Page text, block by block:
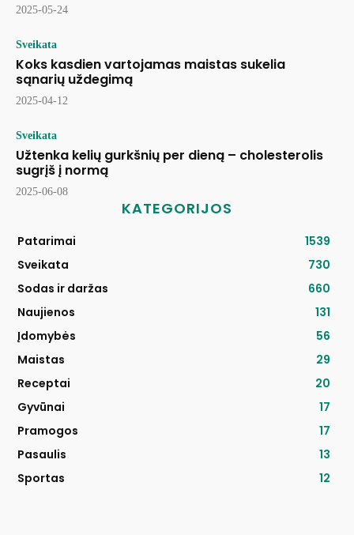
2025-05-24
Sveikata
Koks kasdien vartojamas maistas sukelia
sąnarių uždegimą
2025-04-12
Sveikata
Užtenka kelių gurkšnių per dieną – cholesterolis
sugrįš į normą
2025-06-08
KATEGORIJOS
Patarimai
1539
Sveikata
730
Sodas ir daržas
660
Naujienos
131
Įdomybės
56
Maistas
29
Receptai
20
Gyvūnai
17
Pramogos
17
Pasaulis
13
Sportas
12